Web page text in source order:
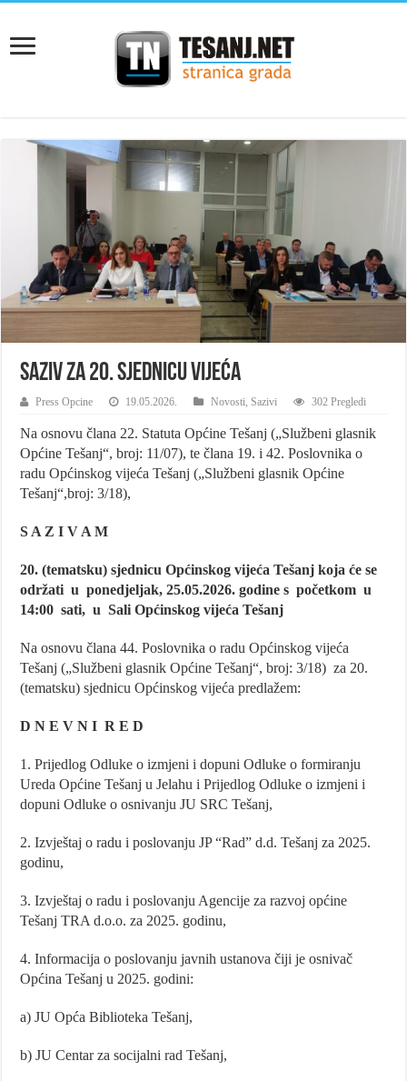
Saziv za 20. sjednicu Vijeća
Press Opcine 19.05.2026. Novosti Sazivi 302 Pregledi
Na osnovu člana 22. Statuta Općine Tešanj („Službeni glasnik
Općine Tešanj“, broj: 11/07), te člana 19. i 42. Poslovnika o
radu Općinskog vijeća Tešanj („Službeni glasnik Općine
Tešanj“,broj: 3/18),
S A Z I V A M
20. (tematsku) sjednicu Općinskog vijeća Tešanj koja će se
održati u ponedjeljak, 25.05.2026. godine s početkom u
14:00 sati, u Sali Općinskog vijeća Tešanj
Na osnovu člana 44. Poslovnika o radu Općinskog vijeća
Tešanj („Službeni glasnik Općine Tešanj“, broj: 3/18) za 20.
(tematsku) sjednicu Općinskog vijeća predlažem:
D N E V N I R E D
1. Prijedlog Odluke o izmjeni i dopuni Odluke o formiranju
Ureda Općine Tešanj u Jelahu i Prijedlog Odluke o izmjeni i
dopuni Odluke o osnivanju JU SRC Tešanj,
2. Izvještaj o radu i poslovanju JP “Rad” d.d. Tešanj za 2025.
godinu,
3. Izvještaj o radu i poslovanju Agencije za razvoj općine
Tešanj TRA d.o.o. za 2025. godinu,
4. Informacija o poslovanju javnih ustanova čiji je osnivač
Općina Tešanj u 2025. godini:
a) JU Opća Biblioteka Tešanj,
b) JU Centar za socijalni rad Tešanj,